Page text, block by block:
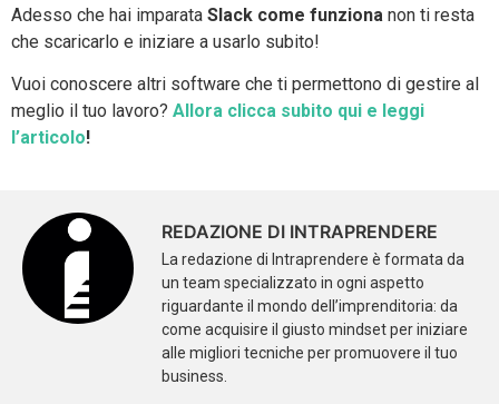
Adesso che hai imparata Slack come funziona non ti resta
che scaricarlo e iniziare a usarlo subito!
Vuoi conoscere altri software che ti permettono di gestire al
meglio il tuo lavoro? Allora clicca subito qui e leggi
l’articolo!
REDAZIONE DI INTRAPRENDERE
La redazione di Intraprendere è formata da
un team specializzato in ogni aspetto
riguardante il mondo dell’imprenditoria: da
come acquisire il giusto mindset per iniziare
alle migliori tecniche per promuovere il tuo
business.